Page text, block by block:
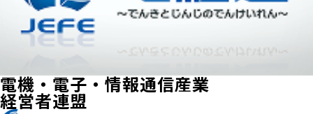
電機・電子・情報通信産業
経営者連盟